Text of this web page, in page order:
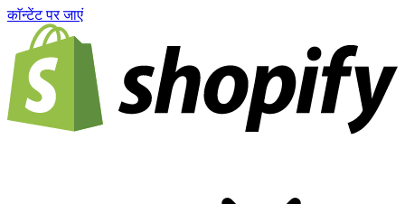
काॅन्टेंट पर जाएं